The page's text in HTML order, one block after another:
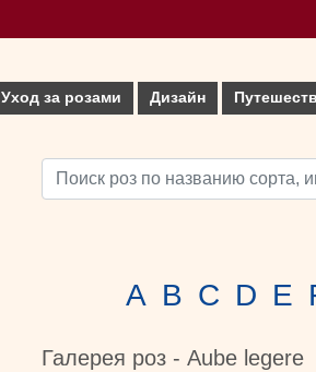
Уход за розами Дизайн
A B C D E
Галерея роз - Aube legere